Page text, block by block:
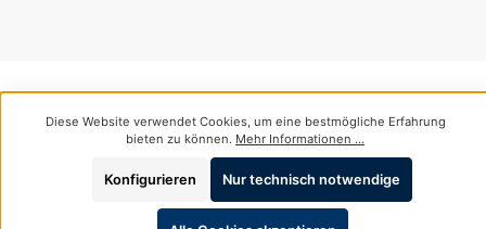
Diese Website verwendet Cookies, um eine bestmögliche Erfahrung
bieten zu können. Mehr Informationen ...
Nur technisch notwendige
Konfigurieren